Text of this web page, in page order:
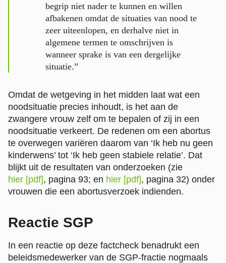
begrip niet nader te kunnen en willen
afbakenen omdat de situaties van nood te
zeer uiteenlopen, en derhalve niet in
algemene termen te omschrijven is
wanneer sprake is van een dergelijke
situatie.”
Omdat de wetgeving in het midden laat wat een
noodsituatie precies inhoudt, is het aan de
zwangere vrouw zelf om te bepalen of zij in een
noodsituatie verkeert. De redenen om een abortus
te overwegen variëren daarom van ‘Ik heb nu geen
kinderwens’ tot ‘Ik heb geen stabiele relatie’. Dat
blijkt uit de resultaten van onderzoeken (zie
hier [pdf], pagina 93; en hier [pdf], pagina 32) onder
vrouwen die een abortusverzoek indienden.
Reactie SGP
In een reactie op deze factcheck benadrukt een
beleidsmedewerker van de SGP-fractie nogmaals